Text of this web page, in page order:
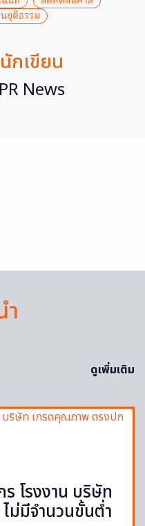
ยุติธรรม
นักเขียน
PR News
ำ
ดูเพิ่มเติม
โรงงาน บริษัท
ม่มีจำนวนขั้นต่ำ